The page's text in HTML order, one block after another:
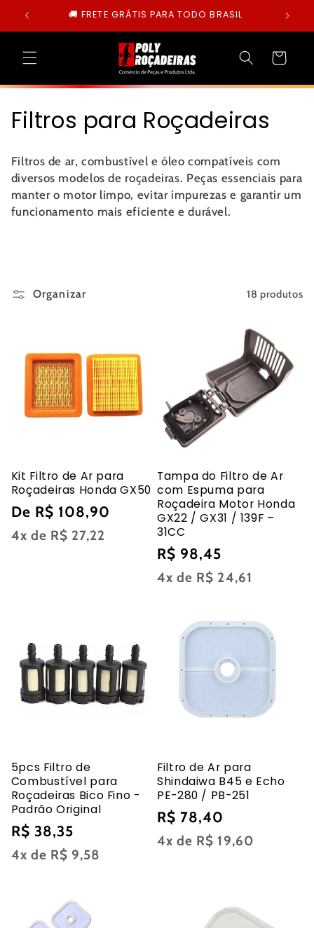
para o
conteúdo
🚚 FRETE GRÁTIS PARA TODO BRASIL
Carrinho
C
o
l
e
o
Filtros para Roçadeiras
Filtros de ar, combustível e óleo compatíveis com
diversos modelos de roçadeiras. Peças essenciais para
manter o motor limpo, evitar impurezas e garantir um
funcionamento mais eficiente e durável.
Organizar 18 produtos
Kit Filtro de Ar para
Roçadeiras Honda GX50
Preço
normal
De R$ 108,90
4x de R$ 27,22
Tampa do Filtro de Ar
com Espuma para
Roçadeira Motor Honda
GX22 / GX31 / 139F –
31CC
Preço
normal
R$ 98,45
4x de R$ 24,61
5pcs Filtro de
Combustível para
Roçadeiras Bico Fino -
Padrão Original
Preço
normal
R$ 38,35
4x de R$ 9,58
Filtro de Ar para
Shindaiwa B45 e Echo
PE-280 / PB-251
Preço
normal
R$ 78,40
4x de R$ 19,60